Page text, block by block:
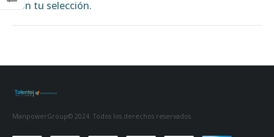
con tu selección.
ManpowerGroup© 2024. Todos los derechos reservados.